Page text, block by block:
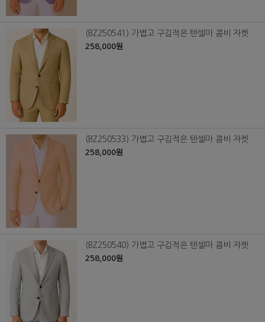
(BZ250541) 가볍고 구김적은 텐셀마 콤비 자켓
258,000원
(BZ250533) 가볍고 구김적은 텐셀마 콤비 자켓
258,000원
(BZ250540) 가볍고 구김적은 텐셀마 콤비 자켓
258,000원